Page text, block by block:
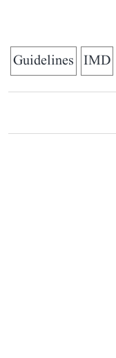
IMD
Guidelines